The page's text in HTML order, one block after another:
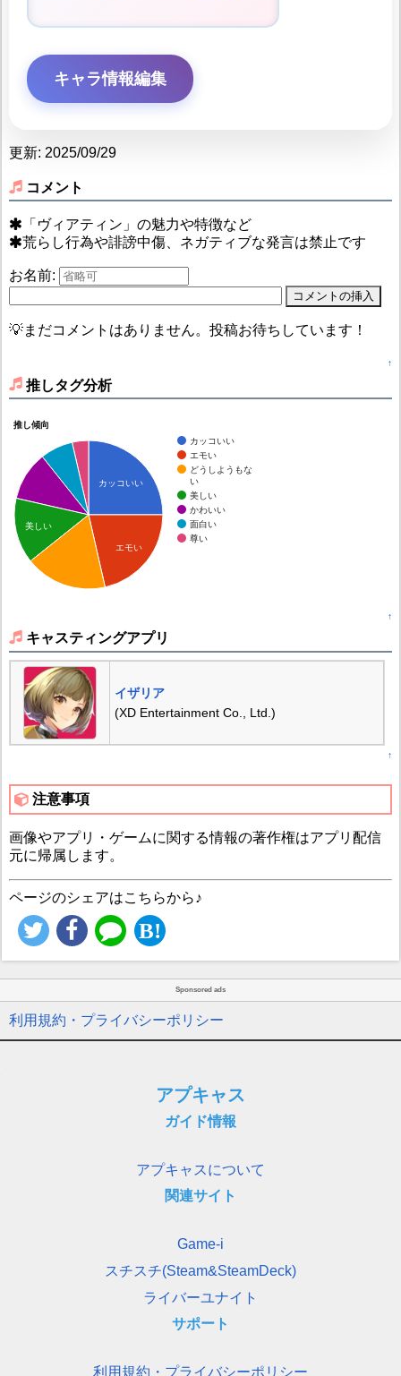
キャラ情報編集
更新: 2025/09/29
コメント
「ヴィアティン」の魅力や特徴など
荒らし行為や誹謗中傷、ネガティブな発言は禁止です
お名前:
💡まだコメントはありません。投稿お待ちしています！
↑
推しタグ分析
推し傾向
カッコいい
エモい
どうしようもな
い
美しい
かわいい
面白い
尊い
カッコいい
エモい
美しい
↑
キャスティングアプリ
イザリア
(XD Entertainment Co., Ltd.)
↑
注意事項
画像やアプリ・ゲームに関する情報の著作権はアプリ配信
元に帰属します。
ページのシェアはこちらから♪
Sponsored ads
利用規約・プライバシーポリシー
アプキャス
ガイド情報
アプキャスについて
関連サイト
Game-i
スチスチ(Steam&SteamDeck)
ライバーユナイト
サポート
利用規約・プライバシーポリシー